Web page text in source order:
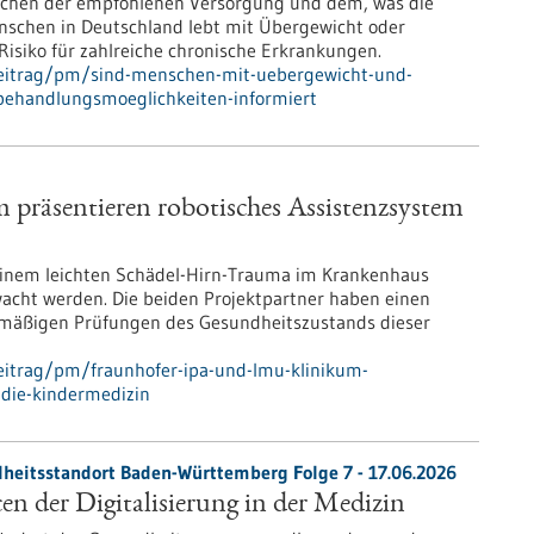
in Deutschland lebt mit Übergewicht oder
für zahlreiche chronische Erkrankungen.
pm/sind-menschen-mit-uebergewicht-und-
informiert
robotisches Assistenzsystem
leichten Schädel-Hirn-Trauma im Krankenhaus
werden. Die beiden Projektpartner haben einen
Prüfungen des Gesundheitszustands dieser
pm/fraunhofer-ipa-und-lmu-klinikum-
kindermedizin
Baden-Württemberg Folge 7 - 17.06.2026
der Digitalisierung in der Medizin